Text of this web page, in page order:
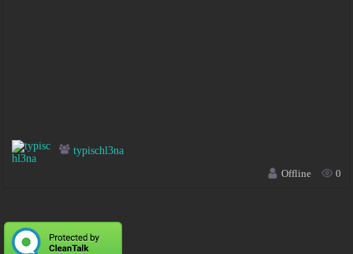
typischl3na
Offline
0